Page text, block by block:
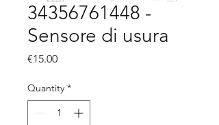
34356761448 -
Sensore di usura
€15.00Price
Quantity *